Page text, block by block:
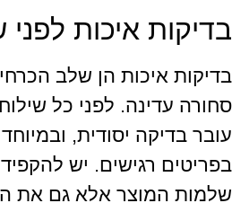
בדיקות איכות לפני
בדיקות איכות הן שלב
סחורה עדינה. לפני כל
עובר בדיקה יסודית,
בפריטים רגישים. יש
שלמות המוצר אלא גם את